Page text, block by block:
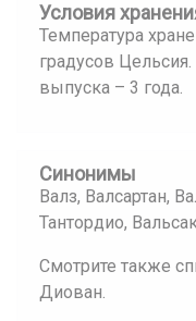
Условия
Температура
градусов
выпуска – 3 года.
Синонимы
Валз, Валсартан,
Тантордио,
Смотрите также
Диован.